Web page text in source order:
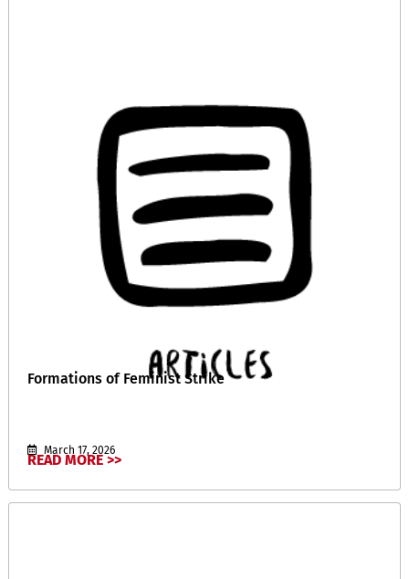
Formations of Feminist Strike
March 17, 2026
READ MORE >>